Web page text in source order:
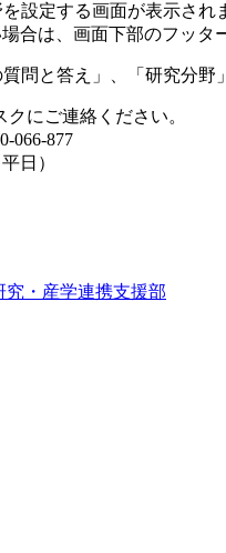
定する画面が表示され
は、画面下部のフッタ
と答え」、「研究分野
にご連絡ください。
066-877
）